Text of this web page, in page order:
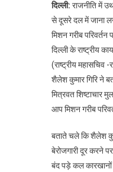
दिल्ली: राजनीति में
से दूसरे दल में जाना
मिशन गरीब परिवर्तन
दिल्ली के राष्ट्रीय
(राष्ट्रीय महासचिव
शैलेश कुमार गिरि ने
मित्रवत शिष्टाचार
आप मिशन गरीब
बताते चले कि शैलेश
बेरोजगारी दूर करने
बंद पड़े कल कारखानों